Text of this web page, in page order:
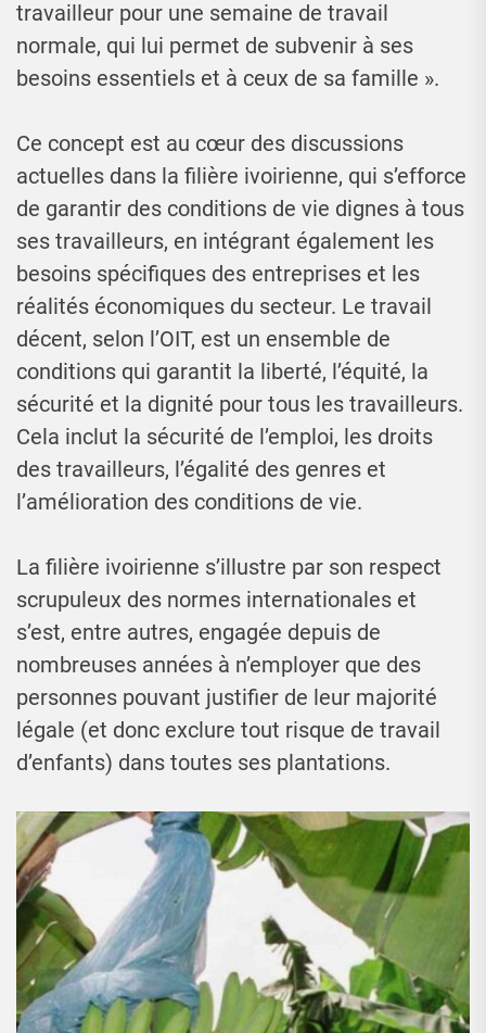
travailleur pour une semaine de travail
normale, qui lui permet de subvenir à ses
besoins essentiels et à ceux de sa famille ».
Ce concept est au cœur des discussions
actuelles dans la filière ivoirienne, qui s’efforce
de garantir des conditions de vie dignes à tous
ses travailleurs, en intégrant également les
besoins spécifiques des entreprises et les
réalités économiques du secteur. Le travail
décent, selon l’OIT, est un ensemble de
conditions qui garantit la liberté, l’équité, la
sécurité et la dignité pour tous les travailleurs.
Cela inclut la sécurité de l’emploi, les droits
des travailleurs, l’égalité des genres et
l’amélioration des conditions de vie.
La filière ivoirienne s’illustre par son respect
scrupuleux des normes internationales et
s’est, entre autres, engagée depuis de
nombreuses années à n’employer que des
personnes pouvant justifier de leur majorité
légale (et donc exclure tout risque de travail
d’enfants) dans toutes ses plantations.